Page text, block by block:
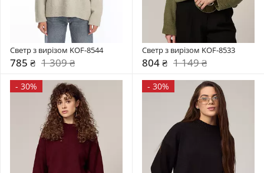
Светр з вирізом KOF-8544
785 ₴ 1 309 ₴
Светр з вирізом KOF-8533
804 ₴ 1 149 ₴
- 30% - 30%